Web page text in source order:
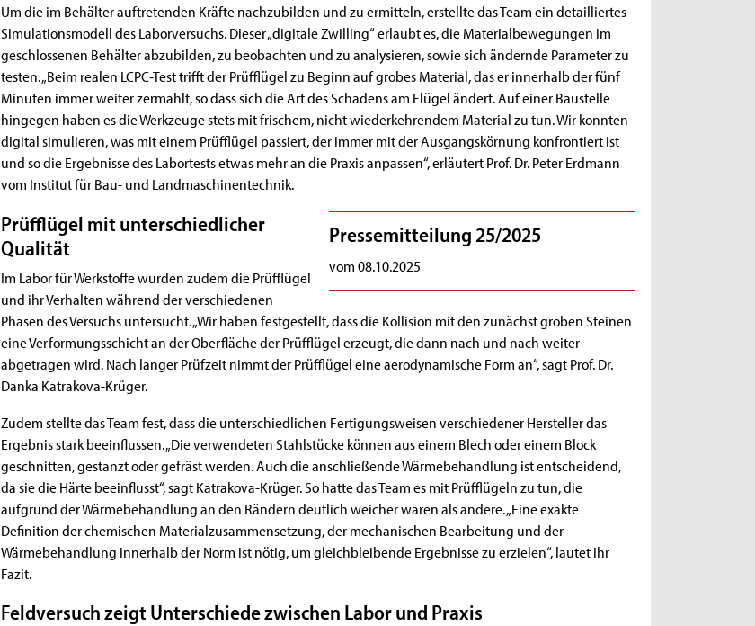
Um die im Behälter auftretenden Kräfte nachzubilden und zu ermitteln, erstellte das Team ein detailliertes
Simulationsmodell des Laborversuchs. Dieser „digitale Zwilling“ erlaubt es, die Materialbewegungen im
geschlossenen Behälter abzubilden, zu beobachten und zu analysieren, sowie sich ändernde Parameter zu
testen. „Beim realen LCPC-Test trifft der Prüfflügel zu Beginn auf grobes Material, das er innerhalb der fünf
Minuten immer weiter zermahlt, so dass sich die Art des Schadens am Flügel ändert. Auf einer Baustelle
hingegen haben es die Werkzeuge stets mit frischem, nicht wiederkehrendem Material zu tun. Wir konnten
digital simulieren, was mit einem Prüfflügel passiert, der immer mit der Ausgangskörnung konfrontiert ist
und so die Ergebnisse des Labortests etwas mehr an die Praxis anpassen“, erläutert Prof. Dr. Peter Erdmann
vom Institut für Bau- und Landmaschinentechnik.
Pressemitteilung 25/2025
vom 08.10.2025
Prüfflügel mit unterschiedlicher
Qualität
Im Labor für Werkstoffe wurden zudem die Prüfflügel
und ihr Verhalten während der verschiedenen
Phasen des Versuchs untersucht. „Wir haben festgestellt, dass die Kollision mit den zunächst groben Steinen
eine Verformungsschicht an der Oberfläche der Prüfflügel erzeugt, die dann nach und nach weiter
abgetragen wird. Nach langer Prüfzeit nimmt der Prüfflügel eine aerodynamische Form an“, sagt Prof. Dr.
Danka Katrakova-Krüger.
Zudem stellte das Team fest, dass die unterschiedlichen Fertigungsweisen verschiedener Hersteller das
Ergebnis stark beeinflussen. „Die verwendeten Stahlstücke können aus einem Blech oder einem Block
geschnitten, gestanzt oder gefräst werden. Auch die anschließende Wärmebehandlung ist entscheidend,
da sie die Härte beeinflusst“, sagt Katrakova-Krüger. So hatte das Team es mit Prüfflügeln zu tun, die
aufgrund der Wärmebehandlung an den Rändern deutlich weicher waren als andere. „Eine exakte
Definition der chemischen Materialzusammensetzung, der mechanischen Bearbeitung und der
Wärmebehandlung innerhalb der Norm ist nötig, um gleichbleibende Ergebnisse zu erzielen“, lautet ihr
Fazit.
Feldversuch zeigt Unterschiede zwischen Labor und Praxis